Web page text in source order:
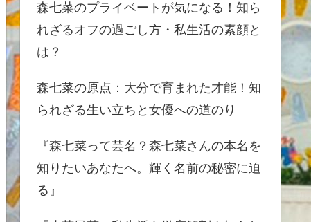
森七菜のプライベートが気になる！知ら
れざるオフの過ごし方・私生活の素顔と
は？
森七菜の原点：大分で育まれた才能！知
られざる生い立ちと女優への道のり
『森七菜って芸名？森七菜さんの本名を
知りたいあなたへ。輝く名前の秘密に迫
る』